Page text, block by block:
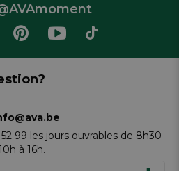
99 les jours ouvrables de 8h30
à 16h.